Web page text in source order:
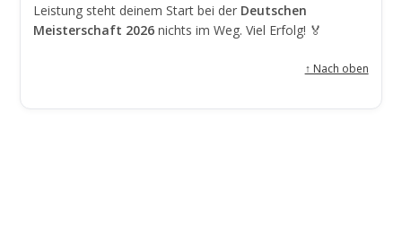
Leistung steht deinem Start bei der Deutschen
Meisterschaft 2026 nichts im Weg. Viel Erfolg! 🏅
↑ Nach oben